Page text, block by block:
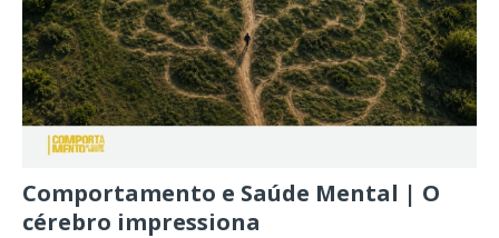
Comportamento e Saúde Mental | O
cérebro impressiona